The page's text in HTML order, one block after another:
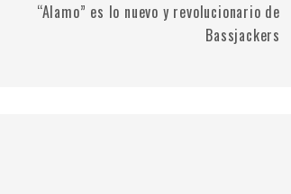
“Alamo” es lo nuevo y revolucionario de
Bassjackers